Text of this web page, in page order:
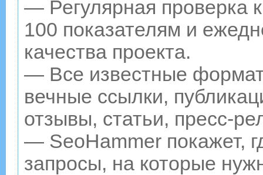
— Регулярная проверка
100 показателям и
качества проекта.
— Все известные
вечные ссылки,
отзывы, статьи, пресс-
— SeoHammer покажет,
запросы, на которые